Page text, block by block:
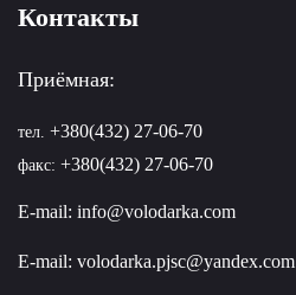
Контакты
Приёмная:
тел. +380(432) 27-06-70
факс: +380(432) 27-06-70
E-mail: info@volodarka.com
E-mail: volodarka.pjsc@yandex.com